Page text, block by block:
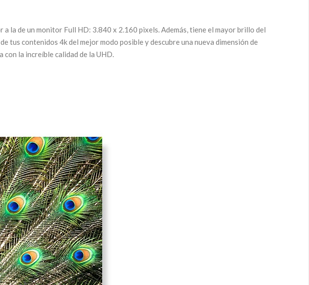
la de un monitor Full HD: 3.840 x 2.160 pixels. Además, tiene el mayor brillo del
tus contenidos 4k del mejor modo posible y descubre una nueva dimensión de
la increíble calidad de la UHD.